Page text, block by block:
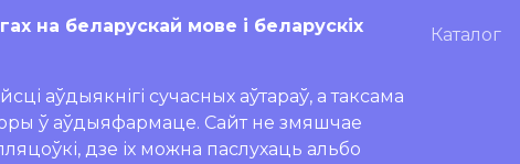
на беларускай мове і беларускіх
аўдыякнігі сучасных аўтараў, а таксама
ў аўдыяфармаце. Сайт не змяшчае
дзе іх можна паслухаць альбо
Каталог